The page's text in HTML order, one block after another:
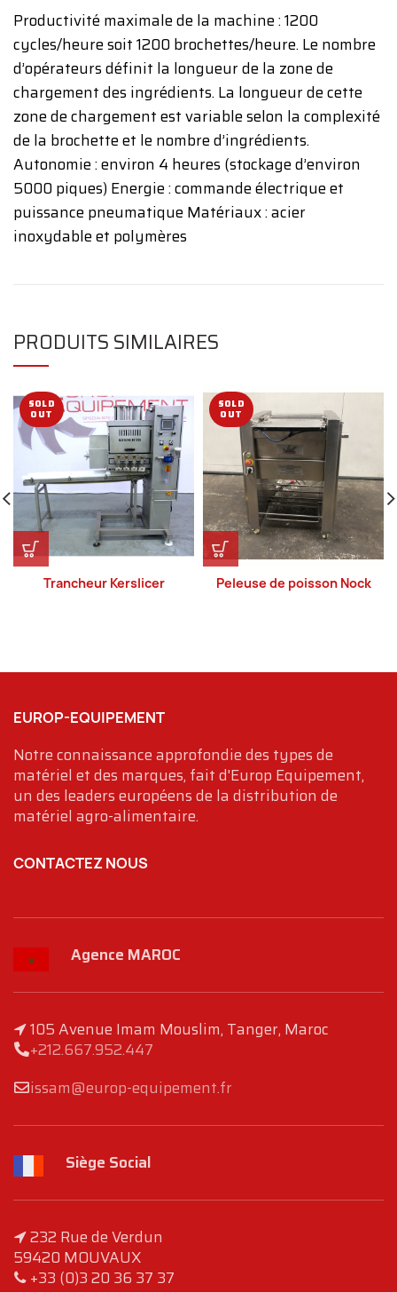
Productivité maximale de la machine : 1200
cycles/heure soit 1200 brochettes/heure. Le nombre
d’opérateurs définit la longueur de la zone de
chargement des ingrédients. La longueur de cette
zone de chargement est variable selon la complexité
de la brochette et le nombre d’ingrédients.
Autonomie : environ 4 heures (stockage d’environ
5000 piques) Energie : commande électrique et
puissance pneumatique Matériaux : acier
inoxydable et polymères
PRODUITS SIMILAIRES
SOLD
OUT
Trancheur Kerslicer
SOLD
OUT
Peleuse de poisson Nock
EUROP-EQUIPEMENT
Notre connaissance approfondie des types de
matériel et des marques, fait d'Europ Equipement,
un des leaders européens de la distribution de
matériel agro-alimentaire.
CONTACTEZ NOUS
Agence MAROC
105 Avenue Imam Mouslim, Tanger, Maroc
+212.667.952.447
issam@europ-equipement.fr
Siège Social
232 Rue de Verdun
59420 MOUVAUX
+33 (0)3 20 36 37 37